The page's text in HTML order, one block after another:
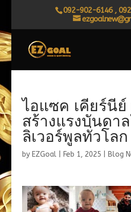
092-902-6146 ,
ไอแซค เคียร์นีย์
สร้างแรงบันดา
ลิเวอร์พูลทั่วโลก
by EZGoal| Feb 1, 2025 Blog